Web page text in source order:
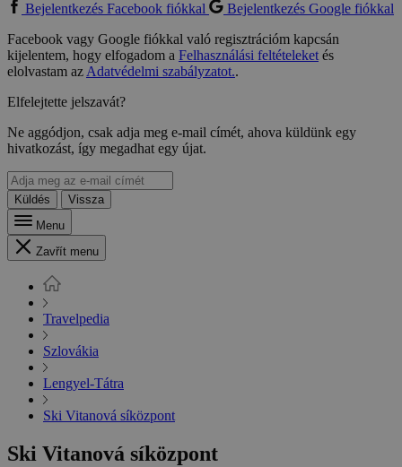
Bejelentkezés Facebook fiókkal
Bejelentkezés Google fiókkal
Facebook vagy Google fiókkal való regisztrációm kapcsán
kijelentem, hogy elfogadom a Felhasználási feltételeketés
elolvastam azAdatvédelmi szabályzatot..
Elfelejtette jelszavát?
Ne aggódjon, csak adja meg e-mail címét, ahova küldünk egy
hivatkozást, így megadhat egy újat.
Küldés
Vissza
Menu
Zavřít menu
Travelpedia
Szlovákia
Lengyel-Tátra
Ski Vitanová síközpont
Ski Vitanová síközpont